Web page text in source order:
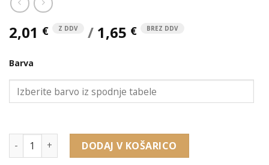
2,01 € Z DDV / 1,65 € BREZ DDV
Barva
11330G sv.embalaža za zapestnice (198 x 45 x 35 mm)
DODAJ V KOŠARICO